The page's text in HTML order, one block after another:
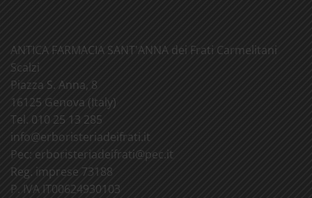
ANTICA FARMACIA SANT'ANNA dei Frati Carmelitani
Scalzi
Piazza S. Anna, 8
16125 Genova (Italy)
Tel. 010 25 13 285
info@erboristeriadeifrati.it
Pec: erboristeriadeifrati@pec.it
Reg. imprese 73188
P. IVA IT00624930103